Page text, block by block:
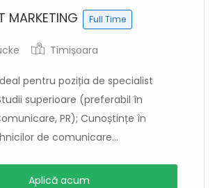
MARKETING Full Time
Timișoara
pentru poziția de specialist
superioare (preferabil în
PR); Cunoștințe în
de comunicare...
Aplică acum